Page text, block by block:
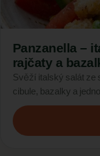
Panzanella –
rajčaty a
Svěží italský salát ze
cibule, bazalky a